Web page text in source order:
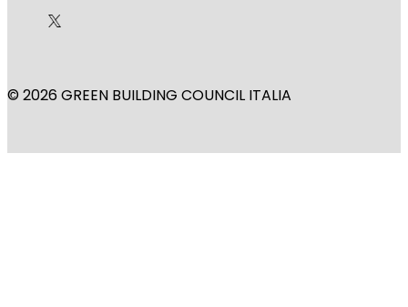
© 2026 GREEN BUILDING COUNCIL ITALIA